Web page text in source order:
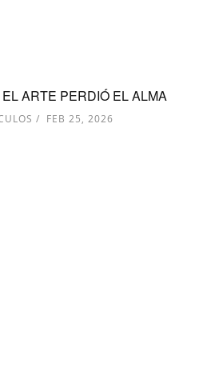
ARTE PERDIÓ EL ALMA
FEB 25, 2026